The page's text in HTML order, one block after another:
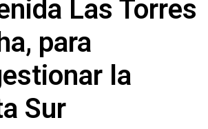
Las Torres
para
la
Sur